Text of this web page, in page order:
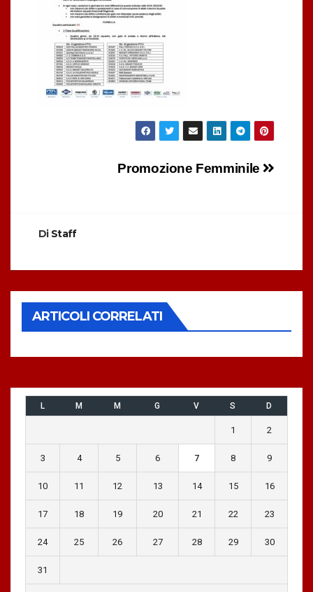
NavigazionePromozione Femminile
Di Staff
ARTICOLI CORRELATI
L M M G V S D
1 2
3 4 5 6 7 8 9
10 11 12 13 14 15 16
17 18 19 20 21 22 23
24 25 26 27 28 29 30
31